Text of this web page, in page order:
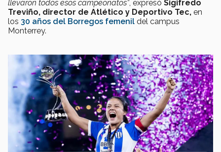
llevaron todos esos campeonatos” , expresó Sigifredo
Treviño, director de Atlético y Deportivo Tec, en
los 30 años del Borregos femenil del campus
Monterrey.